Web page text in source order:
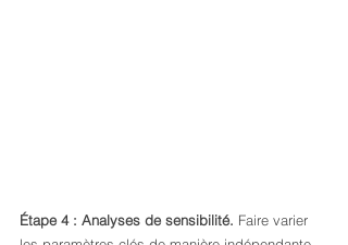
Étape 4 : Analyses de sensibilité. Faire varier